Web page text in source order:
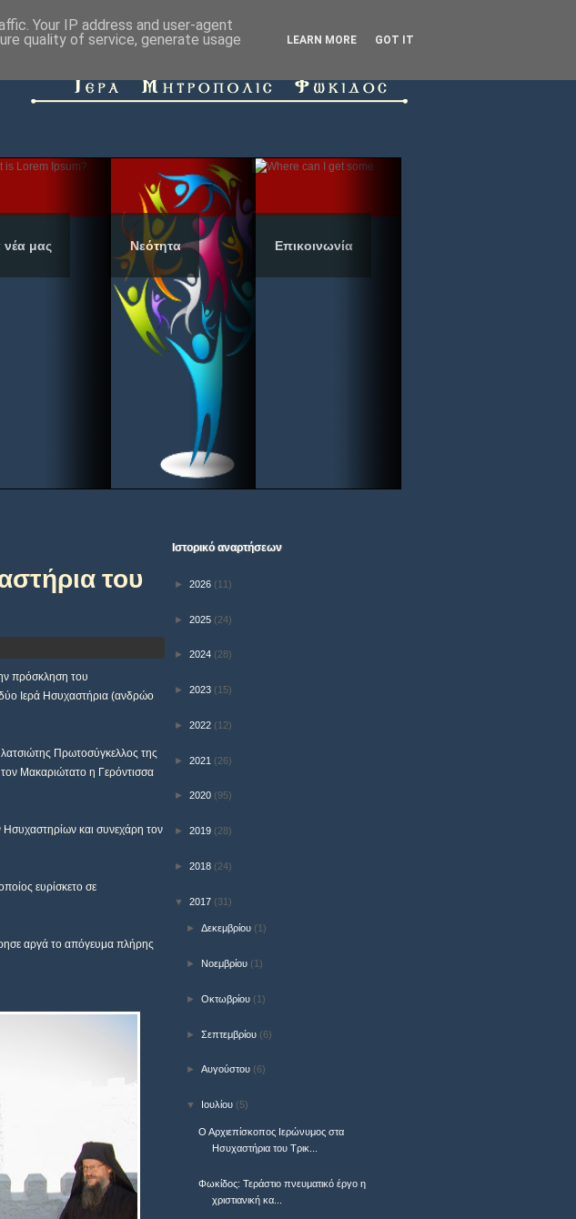
νέα μας Νεότητα Επικοινωνία
του
πρόσκληση του
Ιερά Ησυχαστήρια (ανδρώο
Πρωτοσύγκελλος της
Μακαριώτατο η Γερόντισσα
και συνεχάρη τον
ευρίσκετο σε
αργά το απόγευμα πλήρης
Ιστορικό αναρτήσεων
► 2026 (11)
► 2025 (24)
► 2024 (28)
► 2023 (15)
► 2022 (12)
► 2021 (26)
► 2020 (95)
► 2019 (28)
► 2018 (24)
▼ 2017 (31)
►Δεκεμβρίου (1)
► Νοεμβρίου (1)
►Οκτωβρίου (1)
►Σεπτεμβρίου (6)
►Αυγούστου (6)
▼ Ιουλίου (5)
Ο Αρχιεπίσκοπος Ιερώνυμος στα
Ησυχαστήρια του Τρικ...
Φωκίδος: Τεράστιο πνευματικό έργο η
χριστιανική κα...
Your IP address and user-agent
quality of service, generate usage
LEARN MORE GOT IT